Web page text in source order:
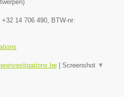
)
+32 14 706 490 , BTW-nr:
| Screenshot ▼